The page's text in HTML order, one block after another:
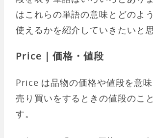
はこれらの単語の意味とどのよ
使えるかを紹介していきたいと思
Price｜価格・値段
Price は品物の価格や値段を意
売り買いをするときの値段のこ
す。